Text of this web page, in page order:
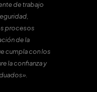
de trabajo
procesos
de la
cumpla con los
la confianza y